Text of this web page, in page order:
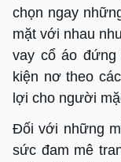
chọn ngay
mặt với nhau
vay cổ áo đứng
kiện nơ theo
lợi cho người
Đối với những
sức đam mê